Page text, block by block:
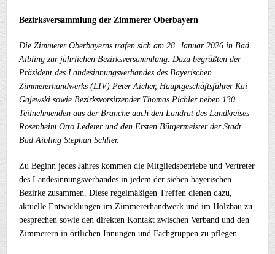
Bezirksversammlung der Zimmerer Oberbayern
Die Zimmerer Oberbayerns trafen sich am 28. Januar 2026 in Bad
Aibling zur jährlichen Bezirksversammlung. Dazu begrüßten der
Präsident des Landesinnungsverbandes des Bayerischen
Zimmererhandwerks (LIV) Peter Aicher, Hauptgeschäftsführer Kai
Gajewski sowie Bezirksvorsitzender Thomas Pichler neben 130
Teilnehmenden aus der Branche auch den Landrat des Landkreises
Rosenheim Otto Lederer und den Ersten Bürgermeister der Stadt
Bad Aibling Stephan Schlier.
Zu Beginn jedes Jahres kommen die Mitgliedsbetriebe und Vertreter
des Landesinnungsverbandes in jedem der sieben bayerischen
Bezirke zusammen. Diese regelmäßigen Treffen dienen dazu,
aktuelle Entwicklungen im Zimmererhandwerk und im Holzbau zu
besprechen sowie den direkten Kontakt zwischen Verband und den
Zimmerern in örtlichen Innungen und Fachgruppen zu pflegen.